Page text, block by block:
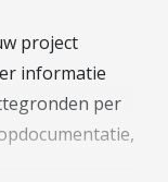
project
informatie
per